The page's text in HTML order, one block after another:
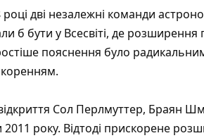
дві незалежні команди
б бути у Всесвіті, де розширення
пояснення було
Сол Перлмуттер, Браян
2011 року. Відтоді прискорене